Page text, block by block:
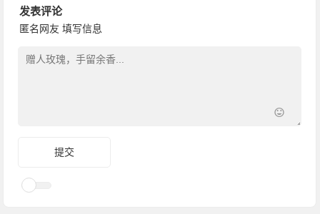
发表评论
匿名网友 填写信息